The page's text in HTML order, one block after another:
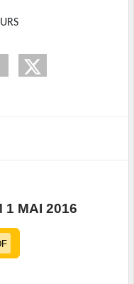
1 MAI 2016